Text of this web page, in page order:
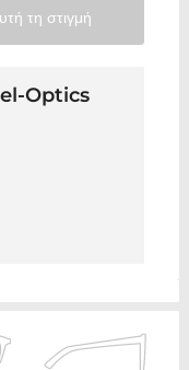
τη στιγμή
Optics